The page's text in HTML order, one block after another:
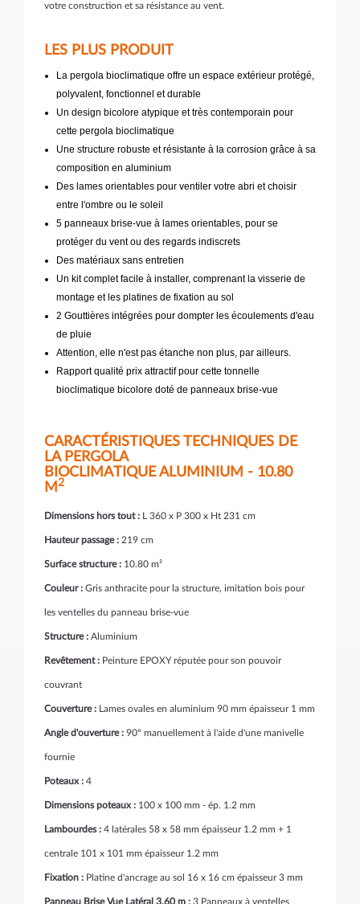
votre construction et sa résistance au vent.
LES PLUS PRODUIT
La pergola bioclimatique offre un espace extérieur protégé,
polyvalent, fonctionnel et durable
Un design bicolore atypique et très contemporain pour
cette pergola bioclimatique
Une structure robuste et résistante à la corrosion grâce à sa
composition en aluminium
Des lames orientables pour ventiler votre abri et choisir
entre l'ombre ou le soleil
5 panneaux brise-vue à lames orientables, pour se
protéger du vent ou des regards indiscrets
Des matériaux sans entretien
Un kit complet facile à installer, comprenant la visserie de
montage et les platines de fixation au sol
2 Gouttières intégrées pour dompter les écoulements d'eau
de pluie
Attention, elle n'est pas étanche non plus, par ailleurs.
Rapport qualité prix attractif pour cette tonnelle
bioclimatique bicolore doté de panneaux brise-vue
CARACTÉRISTIQUES TECHNIQUES DE
LA PERGOLA
BIOCLIMATIQUE ALUMINIUM - 10.80
M 2
Dimensions hors tout : L 360 x P 300 x Ht 231 cm
Hauteur passage : 219 cm
Surface structure : 10.80 m²
Couleur : Gris anthracite pour la structure, imitation bois pour
les ventelles du panneau brise-vue
Structure : Aluminium
Revêtement : Peinture EPOXY réputée pour son pouvoir
couvrant
Couverture : Lames ovales en aluminium 90 mm épaisseur 1 mm
Angle d'ouverture : 90° manuellement à l'aide d'une manivelle
fournie
Poteaux : 4
Dimensions poteaux : 100 x 100 mm - ép. 1.2 mm
Lambourdes : 4 latérales 58 x 58 mm épaisseur 1.2 mm + 1
centrale 101 x 101 mm épaisseur 1.2 mm
Fixation : Platine d'ancrage au sol 16 x 16 cm épaisseur 3 mm
Panneau Brise Vue Latéral 3.60 m : 3 Panneaux à ventelles